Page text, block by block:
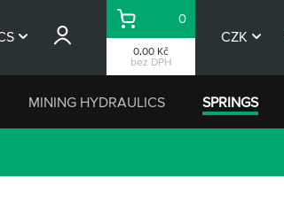
0,00 Kč
bez DPH
Košík
0
CZK
MINING HYDRAULICS SPRINGS